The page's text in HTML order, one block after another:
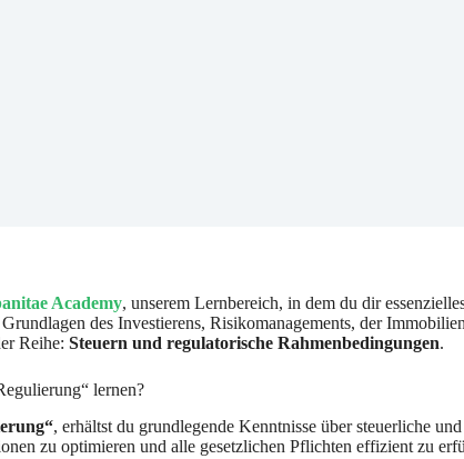
Academy, unserem Lernbereich, in dem du dir
des Investierens, Risikomanagements, der
Reihe: Steuern und regulatorische Rahmenbedingungen.
lernen?
, erhältst du grundlegende Kenntnisse über steuerliche
zu optimieren und alle gesetzlichen Pflichten effizient zu